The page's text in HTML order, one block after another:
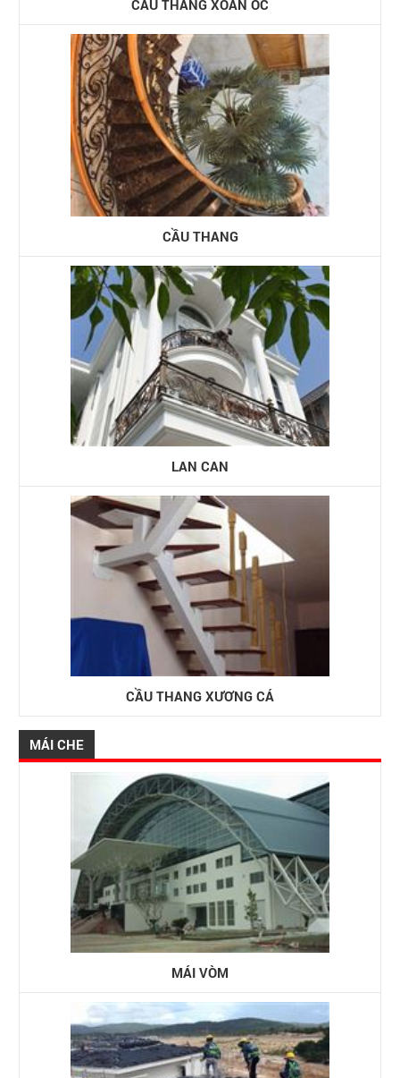
CẦU THANG XOẮN ỐC
CẦU THANG
LAN CAN
CẦU THANG XƯƠNG CÁ
MÁI CHE
MÁI VÒM